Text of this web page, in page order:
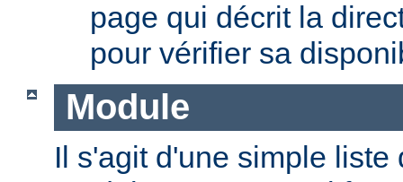
page qui décrit la
pour vérifier sa
Module
Il s'agit d'une simple liste